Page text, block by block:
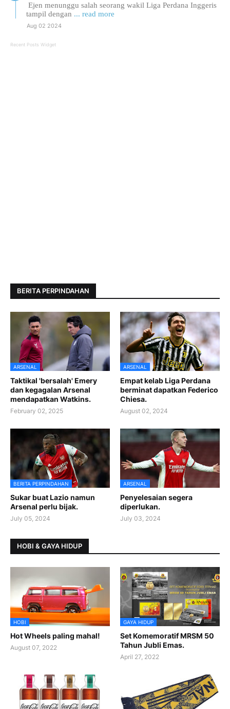
Ejen menunggu salah seorang wakil Liga Perdana Inggeris
tampil dengan ... read more
Aug 02 2024
Recent Posts Widget
BERITA PERPINDAHAN
ARSENAL
Taktikal 'bersalah' Emery
dan kegagalan Arsenal
mendapatkan Watkins.
February 02, 2025
ARSENAL
Empat kelab Liga Perdana
berminat dapatkan Federico
Chiesa.
August 02, 2024
BERITA PERPINDAHAN
Sukar buat Lazio namun
Arsenal perlu bijak.
July 05, 2024
ARSENAL
Penyelesaian segera
diperlukan.
July 03, 2024
HOBI & GAYA HIDUP
HOBI
Hot Wheels paling mahal!
August 07, 2022
GAYA HIDUP
Set Komemoratif MRSM 50
Tahun Jubli Emas.
April 27, 2022